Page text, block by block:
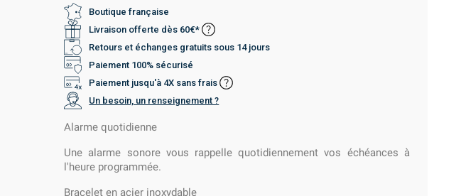
Boutique française
Livraison offerte dès 60€*
Retours et échanges gratuits sous 14 jours
Paiement 100% sécurisé
Paiement jusqu'à 4X sans frais
Un besoin, un renseignement ?
Alarme quotidienne
Une alarme sonore vous rappelle quotidiennement vos échéances à
l'heure programmée.
Bracelet en acier inoxydable